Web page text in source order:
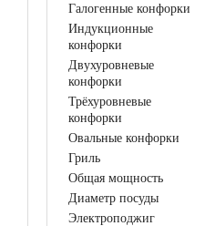
Галогенные конфорки
Индукционные
конфорки
Двухуровневые
конфорки
Трёхуровневые
конфорки
Овальные конфорки
Гриль
Общая мощность
Диаметр посуды
Электроподжиг